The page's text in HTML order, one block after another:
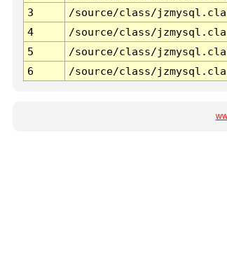
3
/source/class/
4
/source/class/
5
/source/class/
6
/source/class/